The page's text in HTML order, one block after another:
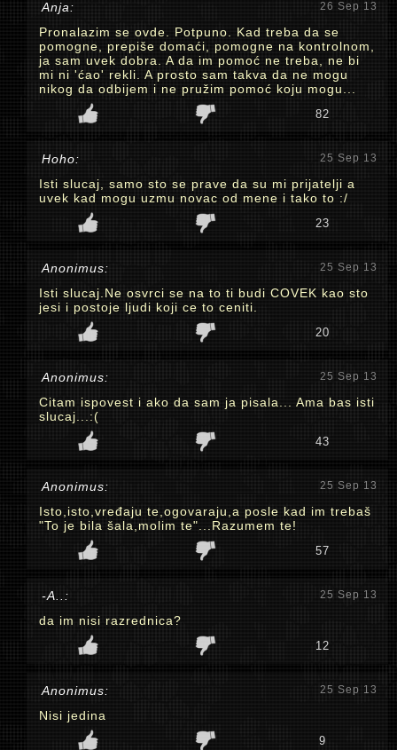
Anja: 26 Sep 13
Pronalazim se ovde. Potpuno. Kad treba da se
pomogne, prepiše domaći, pomogne na kontrolnom,
ja sam uvek dobra. A da im pomoć ne treba, ne bi
mi ni 'ćao' rekli. A prosto sam takva da ne mogu
nikog da odbijem i ne pružim pomoć koju mogu...
82
Hoho: 25 Sep 13
Isti slucaj, samo sto se prave da su mi prijatelji a
uvek kad mogu uzmu novac od mene i tako to :/
23
Anonimus: 25 Sep 13
Isti slucaj.Ne osvrci se na to ti budi COVEK kao sto
jesi i postoje ljudi koji ce to ceniti.
20
Anonimus: 25 Sep 13
Citam ispovest i ako da sam ja pisala... Ama bas isti
slucaj...:(
43
Anonimus: 25 Sep 13
Isto,isto,vređaju te,ogovaraju,a posle kad im trebaš
"To je bila šala,molim te"...Razumem te!
57
-A..: 25 Sep 13
da im nisi razrednica?
12
Anonimus: 25 Sep 13
Nisi jedina
9